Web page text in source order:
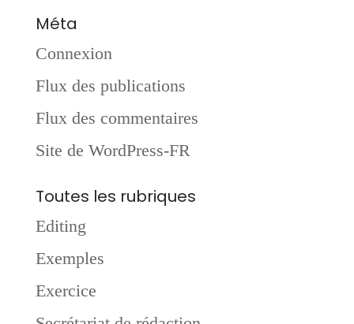
Méta
Connexion
Flux des publications
Flux des commentaires
Site de WordPress-FR
Toutes les rubriques
Editing
Exemples
Exercice